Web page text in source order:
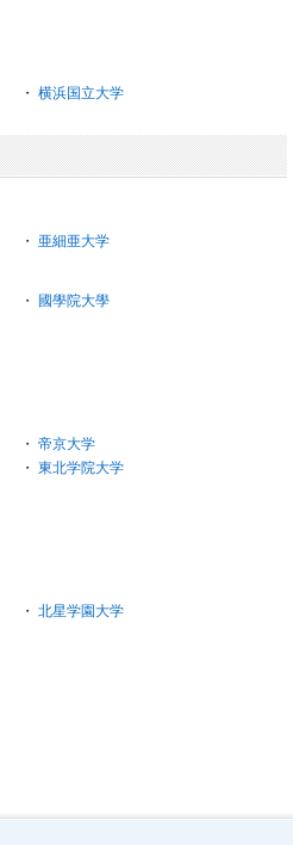
・ 横浜国立大学
・ 亜細亜大学
・
國學院大學
・ 帝京大学
・ 東北学院大学
・ 北星学園大学